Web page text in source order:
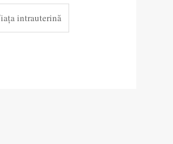
intrauterină